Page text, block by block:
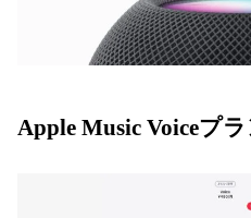
Apple Music Voiceプ